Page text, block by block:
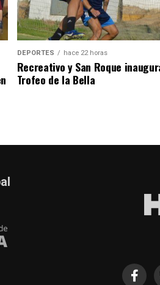
DEPORTES hace 22 horas
Recreativo y San Roque
Trofeo de la Bella